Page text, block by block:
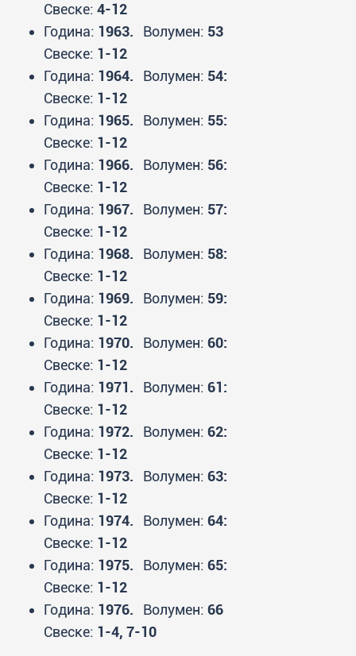
Свеске: 4-12
Година: 1963. Волумен: 53
Свеске: 1-12
Година: 1964. Волумен: 54:
Свеске: 1-12
Година: 1965. Волумен: 55:
Свеске: 1-12
Година: 1966. Волумен: 56:
Свеске: 1-12
Година: 1967. Волумен: 57:
Свеске: 1-12
Година: 1968. Волумен: 58:
Свеске: 1-12
Година: 1969. Волумен: 59:
Свеске: 1-12
Година: 1970. Волумен: 60:
Свеске: 1-12
Година: 1971. Волумен: 61:
Свеске: 1-12
Година: 1972. Волумен: 62:
Свеске: 1-12
Година: 1973. Волумен: 63:
Свеске: 1-12
Година: 1974. Волумен: 64:
Свеске: 1-12
Година: 1975. Волумен: 65:
Свеске: 1-12
Година: 1976. Волумен: 66
Свеске: 1-4, 7-10